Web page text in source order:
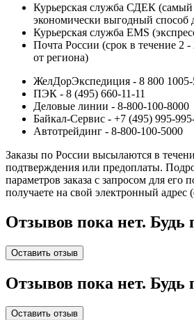
Курьерская служба СДЕК
экономически выгодный способ
Курьерская служба EMS
Почта России (срок в течение 2
от региона)
ЖелДорЭкспедиция - 8 800 1005-
ПЭК - 8 (495) 660-11-11
Деловые линии - 8-800-100-8000
Байкал-Сервис - +7 (495) 995-
Автотрейдинг - 8-800-100-5000
Заказы по России высылаются в
подтверждения или предоплаты.
параметров заказа с запросом для его
получаете на свой электронный адрес
Отзывов пока нет. Будь
Оставить отзыв
Отзывов пока нет. Будь
Оставить отзыв